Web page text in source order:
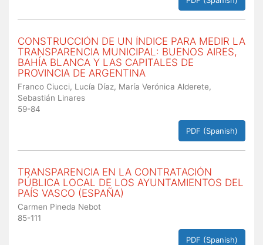
CONSTRUCCIÓN DE UN ÍNDICE PARA MEDIR LA
TRANSPARENCIA MUNICIPAL: BUENOS AIRES,
BAHÍA BLANCA Y LAS CAPITALES DE
PROVINCIA DE ARGENTINA
Franco Ciucci, Lucía Díaz, María Verónica Alderete,
Sebastián Linares
59-84
PDF (Spanish)
TRANSPARENCIA EN LA CONTRATACIÓN
PÚBLICA LOCAL DE LOS AYUNTAMIENTOS DEL
PAÍS VASCO (ESPAÑA)
Carmen Pineda Nebot
85-111
PDF (Spanish)